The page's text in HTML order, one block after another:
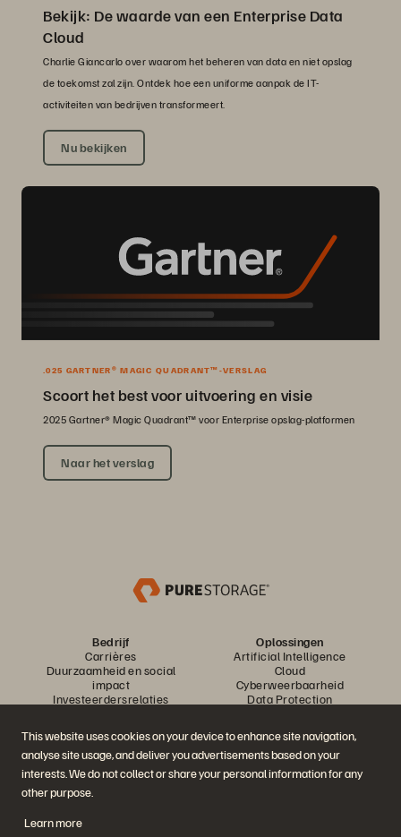
This website uses cookies on your device to enhance site navigation,
analyse site usage, and deliver you advertisements based on your
interests. We do not collect or share your personal information for any
other purpose.
Learn more
Bekijk: De waarde van een Enterprise Data
Cloud
Charlie Giancarlo over waarom het beheren van data en niet opslag
de toekomst zal zijn. Ontdek hoe een uniforme aanpak de IT-
activiteiten van bedrijven transformeert.
Nu bekijken
.025 GARTNER® MAGIC QUADRANT™-VERSLAG
Scoort het best voor uitvoering en visie
2025 Gartner® Magic Quadrant™ voor Enterprise opslag-platformen
Naar het verslag
Bedrijf
Carrières
Duurzaamheid en social
impact
Investeerdersrelaties
Executive Briefing Center
Oplossingen
Artificial Intelligence
Cloud
Cyberweerbaarheid
Data Protection
Virtualisatie
Sectoren
Platform en producten
Het Everpure-platform
FlashArray
Partners